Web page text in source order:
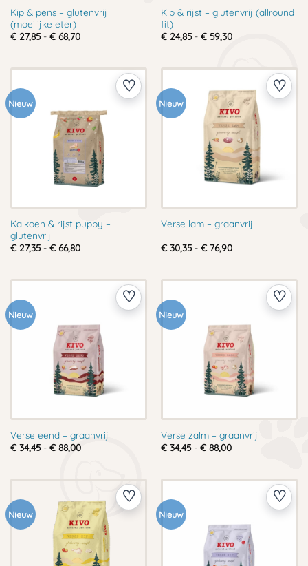
Kip & pens – glutenvrij
(moeilijke eter)
€27,85 - €68,70Prijsklasse:
Kip & rijst – glutenvrij (allround
fit)
€24,85 - €59,30Prijsklasse:
Nieuw
Kalkoen & rijst puppy –
glutenvrij
€27,35 - €66,80Prijsklasse:
Nieuw
Verse lam – graanvrij
€30,35 - €76,90Prijsklasse:
Nieuw
Verse eend – graanvrij
€34,45 - €88,00Prijsklasse:
Nieuw
Verse zalm – graanvrij
€34,45 - €88,00Prijsklasse:
Nieuw Nieuw